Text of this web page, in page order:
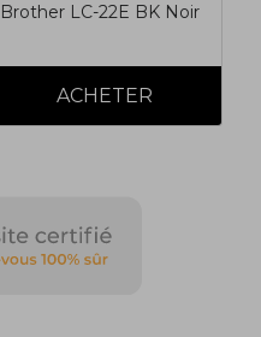
LC-22E BK Noir